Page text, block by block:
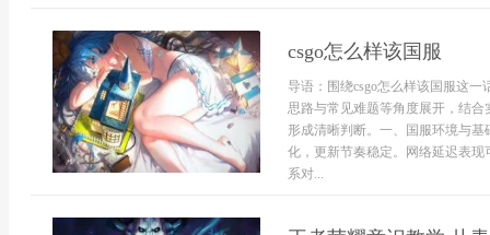
csgo怎么样该国服
导语：围绕csgo怎么样该国服这
思路与常见难题等角度展开，结
形成清晰判断。一、国服环境与
化，更新节奏稳定。网络延迟表
系对...